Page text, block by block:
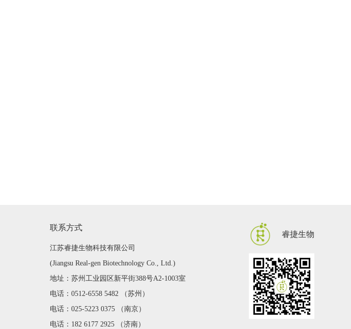
联系方式
江苏睿捷生物科技有限公司
(Jiangsu Real-gen Biotechnology Co., Ltd.)
地址：苏州工业园区新平街388号A2-1003室
电话：0512-6558 5482 （苏州）
电话：025-5223 0375 （南京）
电话：182 6177 2925 （济南）
睿捷生物